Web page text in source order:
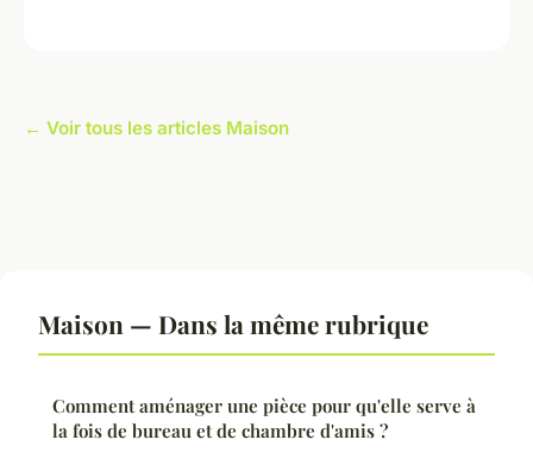
← Voir tous les articles Maison
Maison — Dans la même rubrique
Comment aménager une pièce pour qu'elle serve à
la fois de bureau et de chambre d'amis ?